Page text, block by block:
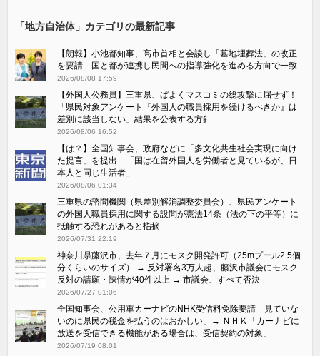
「地方自治体」カテゴリの最新記事
【朗報】小池都知事、高市首相と会談し「墓地埋葬法」の改正
を要請 国と都が連携し民間への指導強化を進める方向で一致
2026/08/08 17:59
【外国人公務員】三重県、ぱよくマスコミの総攻撃に屈せず！
「県民対象アンケート『外国人の職員採用を続けるべきか』は
差別に該当しない」結果を公表する方針
2026/08/06 16:52
【は？】全国知事会、政府などに「多文化共生社会実現に向け
た提言」を提出 「国は在留外国人を労働者と見ているが、日
本人と同じ生活者」
2026/08/06 01:34
三重県の諮問機関（県差別解消調整委員会）、県民アンケート
の外国人職員採用に関する設問が憲法14条（法の下の平等）に
抵触する恐れがあると指摘
2026/07/31 22:19
神奈川県藤沢市、去年７月にモスク開発許可（25mプール2.5個
分くらいのサイズ） → 反対署名3万人超、藤沢市議会にモスク
反対の請願・陳情が40件以上 → 市議会、すべて否決
2026/07/27 01:06
全国知事会、公用車カーナビのNHK受信料免除要請「見ていな
いのに県民の税金を払うのはおかしい」→ ＮＨＫ「カーナビに
放送を受信できる機能がある場合は、受信契約の対象」
2026/07/19 08:01